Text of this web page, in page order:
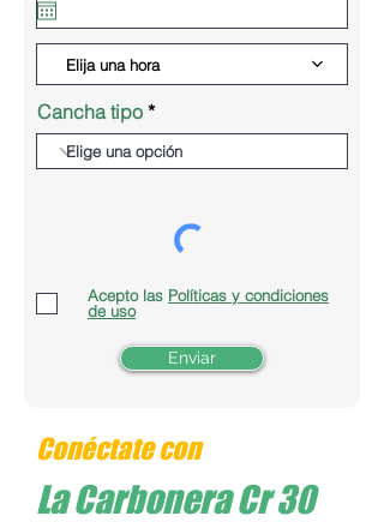
Elija una hora
Cancha tipo
Acepto las Políticas y condiciones
de uso
Enviar
Conéctate con
La Carbonera Cr 30